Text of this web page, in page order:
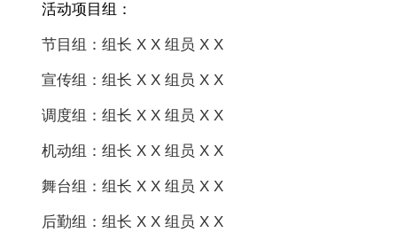
活动项目组：
节目组：组长 X X 组员 X X
宣传组：组长 X X 组员 X X
调度组：组长 X X 组员 X X
机动组：组长 X X 组员 X X
舞台组：组长 X X 组员 X X
后勤组：组长 X X 组员 X X